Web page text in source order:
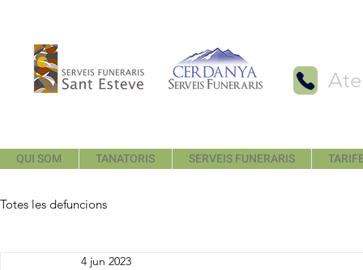
QUI SOM TANATORIS SERVEIS FUNERARIS
Totes les defuncions
4 jun 2023